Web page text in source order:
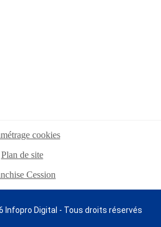
cookies
Plan de site
Cession
Infopro Digital - Tous droits réservés